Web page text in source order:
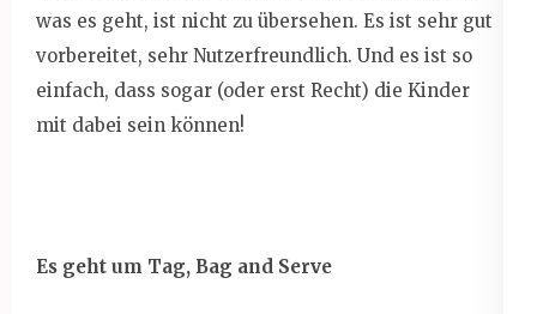
was es geht, ist nicht zu übersehen. Es ist sehr gut
vorbereitet, sehr Nutzerfreundlich. Und es ist so
einfach, dass sogar (oder erst Recht) die Kinder
mit dabei sein können!
Es geht um Tag, Bag and Serve